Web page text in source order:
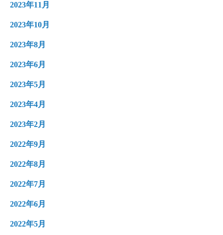
2023年11月
2023年10月
2023年8月
2023年6月
2023年5月
2023年4月
2023年2月
2022年9月
2022年8月
2022年7月
2022年6月
2022年5月